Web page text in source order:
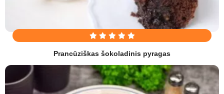
Prancūziškas šokoladinis pyragas